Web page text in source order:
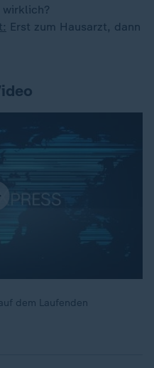
wirklich?
Erst zum Hausarzt, dann
dem Laufenden